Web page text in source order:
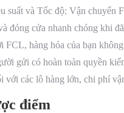
suất và Tốc độ: Vận chuyển
đóng cửa nhanh chóng khi
FCL, hàng hóa của bạn
gửi có hoàn toàn quyền
với các lô hàng lớn, chi phí
điểm